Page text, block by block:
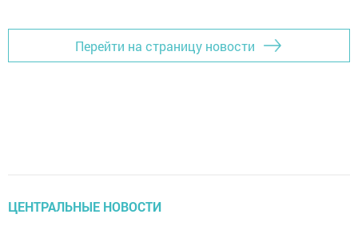
Перейти на страницу новости
ЦЕНТРАЛЬНЫЕ НОВОСТИ